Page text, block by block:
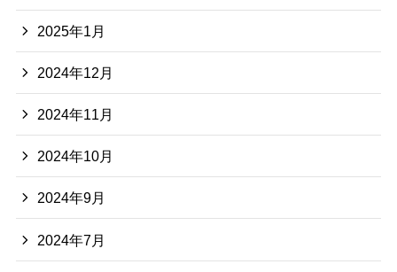
2025年1月
2024年12月
2024年11月
2024年10月
2024年9月
2024年7月